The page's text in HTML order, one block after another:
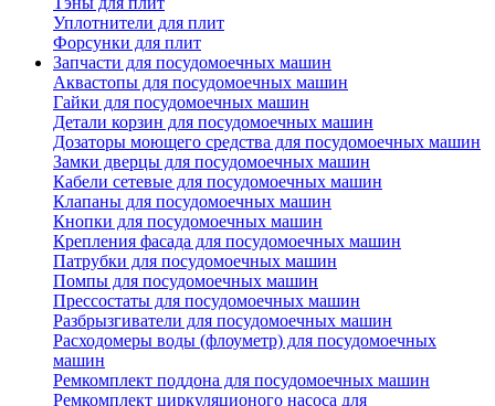
Уплотнители для плит
Форсунки для плит
Запчасти для посудомоечных машин
Аквастопы для посудомоечных машин
Гайки для посудомоечных машин
Детали корзин для посудомоечных машин
Дозаторы моющего средства для посудомоечных машин
Замки дверцы для посудомоечных машин
Кабели сетевые для посудомоечных машин
Клапаны для посудомоечных машин
Кнопки для посудомоечных машин
Крепления фасада для посудомоечных машин
Патрубки для посудомоечных машин
Помпы для посудомоечных машин
Прессостаты для посудомоечных машин
Разбрызгиватели для посудомоечных машин
Расходомеры воды (флоуметр) для посудомоечных
машин
Ремкомплект поддона для посудомоечных машин
Ремкомплект циркуляционого насоса для